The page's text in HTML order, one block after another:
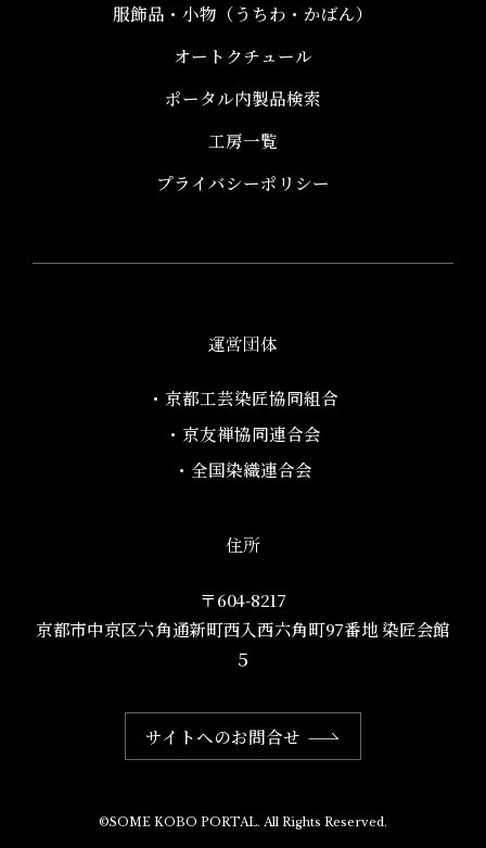
服飾品・小物​（うちわ・かばん）
オートクチュール
ポータル内製品検索
工房一覧
プライバシーポリシー
運営団体
・京都工芸染匠協同組合​
・京友禅協同連合会
・全国染織連合会
住所
〒604-8217
京都市中京区六角通新町西入西六角町97番地​ 染匠会館
５
サイトへのお問合せ
©SOME KOBO PORTAL. All Rights Reserved.